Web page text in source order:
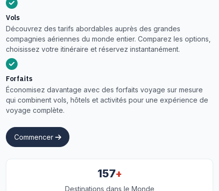
Vols
Découvrez des tarifs abordables auprès des grandes
compagnies aériennes du monde entier. Comparez les options,
choisissez votre itinéraire et réservez instantanément.
Forfaits
Économisez davantage avec des forfaits voyage sur mesure
qui combinent vols, hôtels et activités pour une expérience de
voyage complète.
Commencer
157+
Destinations dans le Monde